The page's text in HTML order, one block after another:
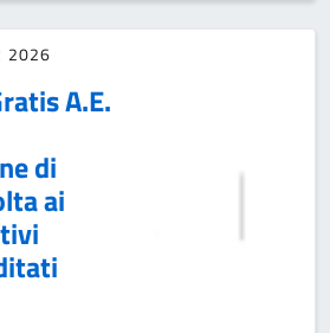
2026
A.E.
di
ai
A.E. 2026/2027 - MANIFESTAZIONE DI